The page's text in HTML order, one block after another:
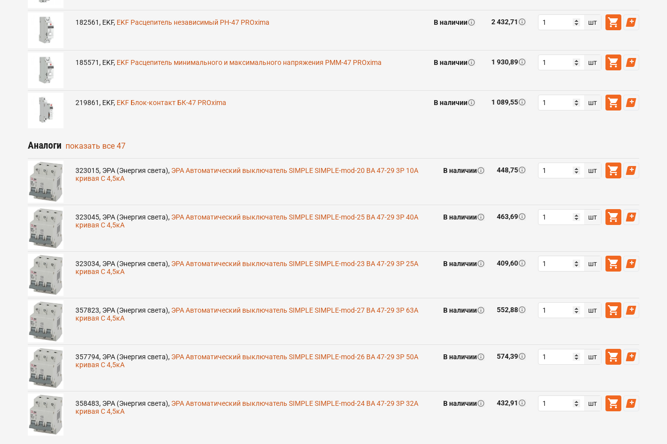
182561, EKF, EKF Расцепитель независимый РН-47 PROxima В наличии 2 432,71 шт
185571, EKF, EKF Расцепитель минимального и максимального напряжения РММ-47 PROxima В наличии 1 930,89 шт
219861, EKF, EKF Блок-контакт БК-47 PROxima В наличии 1 089,55 шт
Аналоги показать все 47
323015, ЭРА (Энергия света), ЭРА Автоматический выключатель SIMPLE SIMPLE-mod-20 ВА 47-29 3P 10А
кривая C 4,5кА
В наличии 448,75 шт
323045, ЭРА (Энергия света), ЭРА Автоматический выключатель SIMPLE SIMPLE-mod-25 ВА 47-29 3P 40А
кривая C 4,5кА
В наличии 463,69 шт
323034, ЭРА (Энергия света), ЭРА Автоматический выключатель SIMPLE SIMPLE-mod-23 ВА 47-29 3P 25А
кривая C 4,5кА
В наличии 409,60 шт
357823, ЭРА (Энергия света), ЭРА Автоматический выключатель SIMPLE SIMPLE-mod-27 ВА 47-29 3P 63А
кривая C 4,5кА
В наличии 552,88 шт
357794, ЭРА (Энергия света), ЭРА Автоматический выключатель SIMPLE SIMPLE-mod-26 ВА 47-29 3P 50А
кривая C 4,5кА
В наличии 574,39 шт
358483, ЭРА (Энергия света), ЭРА Автоматический выключатель SIMPLE SIMPLE-mod-24 ВА 47-29 3P 32А
кривая C 4,5кА
В наличии 432,91 шт